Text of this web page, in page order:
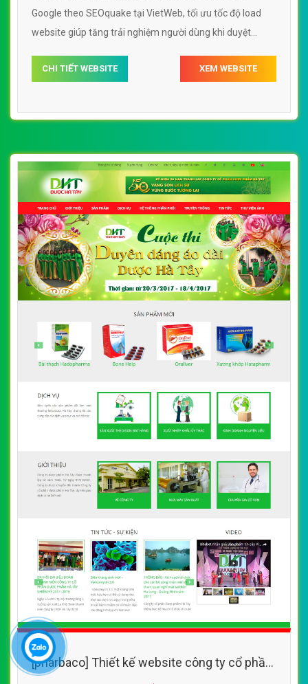
Google theo SEOquake tại VietWeb, tối ưu tốc độ load
website giúp tăng trải nghiệm người dùng khi duyệt
CHI TIẾT WEBSITE XEM WEBSITE
[pharbaco] Thiết kế website công ty cổ phần
dược phẩm Hà Tây